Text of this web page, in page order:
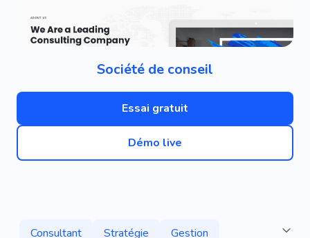
Société de conseil
Essai gratuit
Démo live
Consultant Stratégie
Gestion